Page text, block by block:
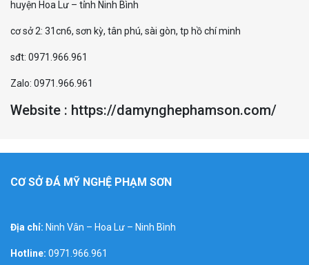
huyện Hoa Lư – tỉnh Ninh Bình
cơ sở 2: 31cn6, sơn kỳ, tân phú, sài gòn, tp hồ chí minh
sđt: 0971.966.961
Zalo: 0971.966.961
Website : https://damynghephamson.com/
CƠ SỞ ĐÁ MỸ NGHỆ PHẠM SƠN
Địa chỉ: Ninh Vân – Hoa Lư – Ninh Bình
Hotline: 0971.966.961